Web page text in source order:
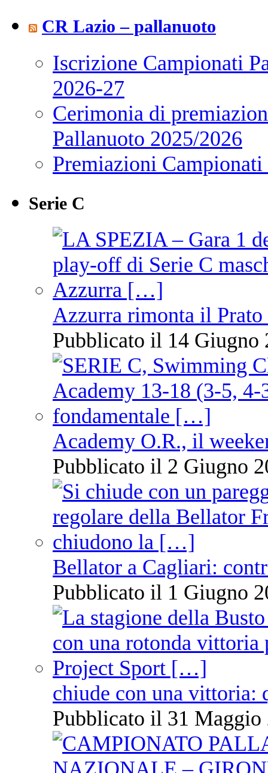
CR Lazio – pallanuoto
Iscrizione Campionati
2026-27
Cerimonia di
Pallanuoto 2025/2026
Premiazioni
Serie C
Azzurra rimonta il Prato
Pubblicato il 14 Giugno
Academy O.R., il
Pubblicato il 2 Giugno
Bellator a Cagliari:
Pubblicato il 1 Giugno
chiude con una vittoria:
Pubblicato il 31 Maggio